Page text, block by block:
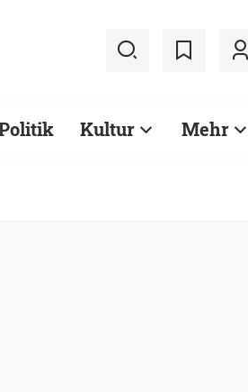
Kultur Mehr